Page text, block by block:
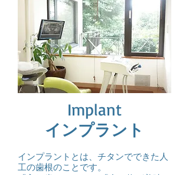
Implant
インプラント
インプラントとは、チタンでできた人
工の歯根のことです。